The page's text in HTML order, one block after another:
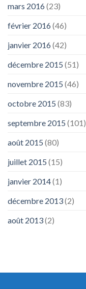
mars 2016(23)
février 2016(46)
janvier 2016(42)
décembre 2015 (51)
novembre 2015 (46)
octobre 2015 (83)
septembre 2015 (101)
août 2015 (80)
juillet 2015 (15)
janvier 2014(1)
décembre 2013(2)
août 2013(2)